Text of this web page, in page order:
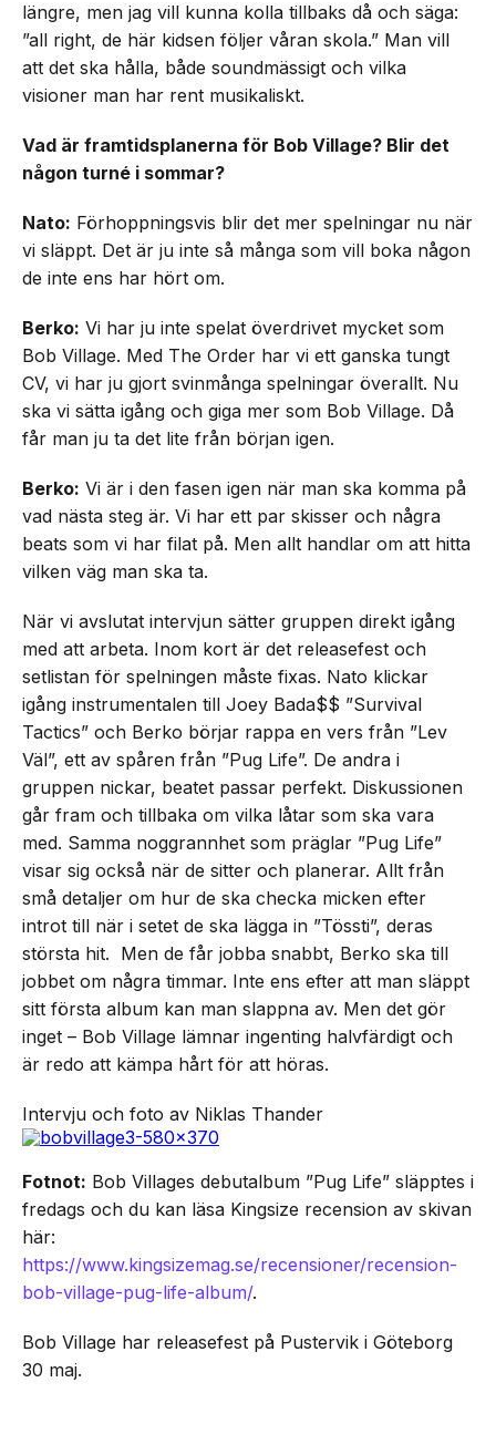
längre, men jag vill kunna kolla tillbaks då och säga:
”all right, de här kidsen följer våran skola.” Man vill
att det ska hålla, både soundmässigt och vilka
visioner man har rent musikaliskt.
Vad är framtidsplanerna för Bob Village? Blir det
någon turné i sommar?
Nato: Förhoppningsvis blir det mer spelningar nu när
vi släppt. Det är ju inte så många som vill boka någon
de inte ens har hört om.
Berko: Vi har ju inte spelat överdrivet mycket som
Bob Village. Med The Order har vi ett ganska tungt
CV, vi har ju gjort svinmånga spelningar överallt. Nu
ska vi sätta igång och giga mer som Bob Village. Då
får man ju ta det lite från början igen.
Berko: Vi är i den fasen igen när man ska komma på
vad nästa steg är. Vi har ett par skisser och några
beats som vi har filat på. Men allt handlar om att hitta
vilken väg man ska ta.
När vi avslutat intervjun sätter gruppen direkt igång
med att arbeta. Inom kort är det releasefest och
setlistan för spelningen måste fixas. Nato klickar
igång instrumentalen till Joey Bada$$ ”Survival
Tactics” och Berko börjar rappa en vers från ”Lev
Väl”, ett av spåren från ”Pug Life”. De andra i
gruppen nickar, beatet passar perfekt. Diskussionen
går fram och tillbaka om vilka låtar som ska vara
med. Samma noggrannhet som präglar ”Pug Life”
visar sig också när de sitter och planerar. Allt från
små detaljer om hur de ska checka micken efter
introt till när i setet de ska lägga in ”Tössti”, deras
största hit. Men de får jobba snabbt, Berko ska till
jobbet om några timmar. Inte ens efter att man släppt
sitt första album kan man slappna av. Men det gör
inget – Bob Village lämnar ingenting halvfärdigt och
är redo att kämpa hårt för att höras.
Intervju och foto av Niklas Thander
Fotnot: Bob Villages debutalbum ”Pug Life” släpptes i
fredags och du kan läsa Kingsize recension av skivan
här:
https://www.kingsizemag.se/recensioner/recension-
bob-village-pug-life-album/.
Bob Village har releasefest på Pustervik i Göteborg
30 maj.